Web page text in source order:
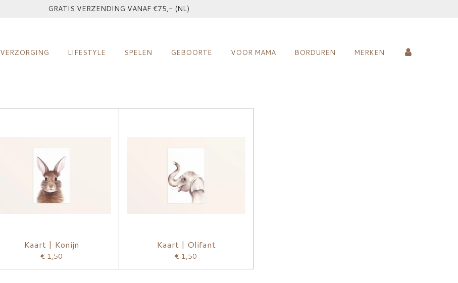
GRATIS VERZENDING VANAF €75,- (NL)
VERZORGING LIFESTYLE SPELEN GEBOORTE VOOR MAMA BORDUREN MERKEN
Kaart | Konijn
€ 1,50
Kaart | Olifant
€ 1,50